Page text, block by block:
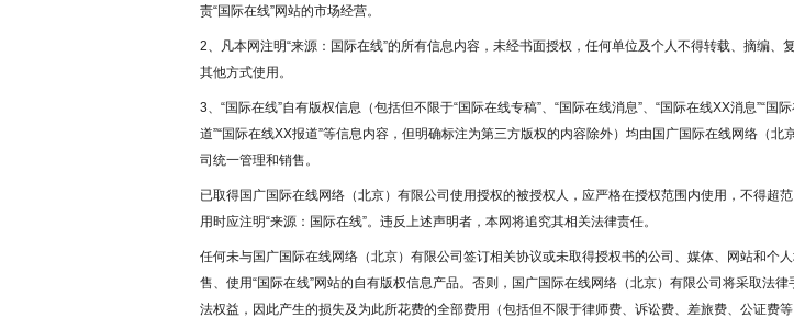
责“国际在线”网站的市场经营。
2、凡本网注明“来源：国际在线”的所有信息内容，未经书面授权，任何单位及个人不得转载、摘编、
其他方式使用。
3、“国际在线”自有版权信息（包括但不限于“国际在线专稿”、“国际在线消息”、“国际在线XX消息”“国
道”“国际在线XX报道”等信息内容，但明确标注为第三方版权的内容除外）均由国广国际在线网络（北
司统一管理和销售。
已取得国广国际在线网络（北京）有限公司使用授权的被授权人，应严格在授权范围内使用，不得超
用时应注明“来源：国际在线”。违反上述声明者，本网将追究其相关法律责任。
任何未与国广国际在线网络（北京）有限公司签订相关协议或未取得授权书的公司、媒体、网站和个
售、使用“国际在线”网站的自有版权信息产品。否则，国广国际在线网络（北京）有限公司将采取法律
法权益，因此产生的损失及为此所花费的全部费用（包括但不限于律师费、诉讼费、差旅费、公证费